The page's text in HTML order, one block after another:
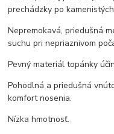
prechádzky po
Nepremokavá, priedušná
suchu pri nepriaznivom
Pevný materiál topánky
Pohodlná a priedušná
komfort nosenia.
Nízka hmotnosť.